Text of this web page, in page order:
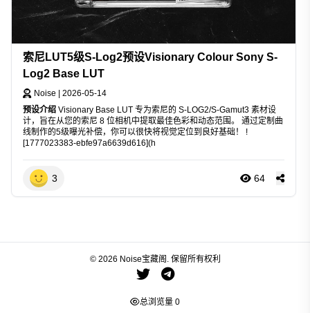
索尼LUT5级S-Log2预设Visionary Colour Sony S-
Log2 Base LUT
Noise
2026-05-14
预设介绍 Visionary Base LUT 专为索尼的 S-LOG2/S-Gamut3 素材设
计，旨在从您的索尼 8 位相机中提取最佳色彩和动态范围。 通过定制曲
线制作的5级曝光补偿，你可以很快将视觉定位到良好基础！ !
[1777023383-ebfe97a6639d616](h
3 64
© 2026 Noise宝藏阁. 保留所有权利
总浏览量 0